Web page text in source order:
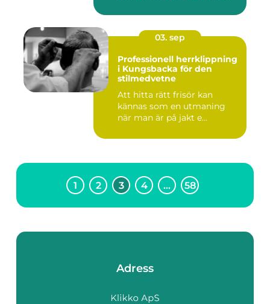
03. sep
Professionell herrklippning
i Kungsbacka för den
stilmedvetne
Att hitta rätt frisör kan
kännas som en utmaning
när man är på jakt e...
1 2 3 4 … 58
Adress